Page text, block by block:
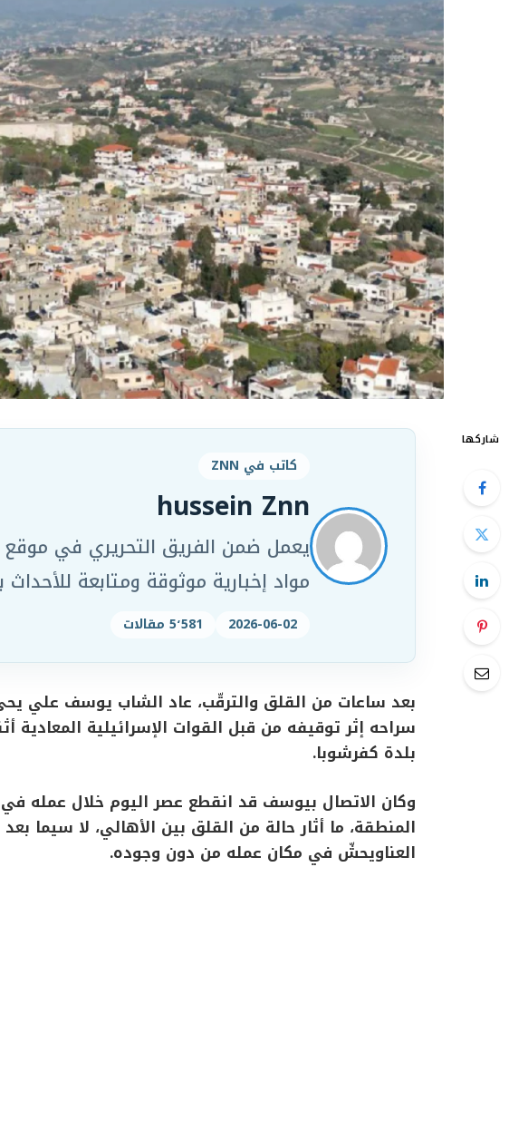
شاركها
كاتب في ZNN
hussein Znn
مواد إخبارية موثوقة ومتابعة
2026-06-02 5٬581 مقالات
بعد ساعات من القلق والترقّب، عاد الشاب يوسف علي
سراحه إثر توقيفه من قبل القوات الإسرائيلية
بلدة كفرشوبا.
وكان الاتصال بيوسف قد انقطع عصر اليوم خلال عمله
المنطقة، ما أثار حالة من القلق بين الأهالي، لا سيما
العناويحشّ في مكان عمله من دون وجوده.